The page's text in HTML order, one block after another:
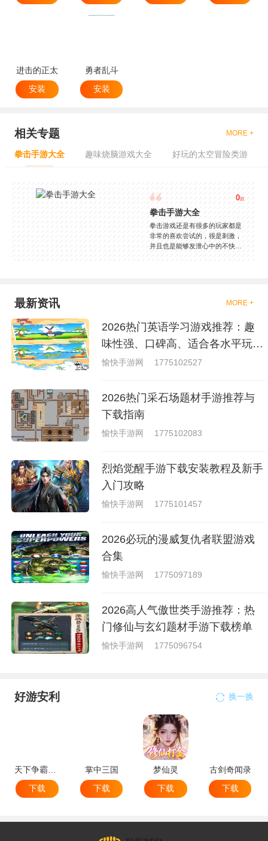
进击的正太
安装
勇者乱斗
安装
相关专题 MORE +
拳击手游大全 趣味烧脑游戏大全 好玩的太空冒险类游
0款
拳击手游大全
拳击游戏还是有很多的玩家都是
非常的喜欢尝试的，很是刺激，
并且也是能够发泄心中的不快
够去进行体验的，我们也是能够
就是收集了一些有意思的拳击游
戏，相信你们一定会喜欢的。
最新资讯 MORE +
2026热门英语学习游戏推荐：趣
味性强、口碑高、适合各水平玩家
的英语游戏合集
愉快手游网 1775102527
2026热门采石场题材手游推荐与
下载指南
愉快手游网 1775102083
烈焰觉醒手游下载安装教程及新手
入门攻略
愉快手游网 1775101457
2026必玩的漫威复仇者联盟游戏
合集
愉快手游网 1775097189
2026高人气傲世类手游推荐：热
门修仙与玄幻题材手游下载榜单
愉快手游网 1775096754
好游安利 换一换
天下争霸三国志
下载
掌中三国
下载
梦仙灵
下载
古剑奇闻录
下载